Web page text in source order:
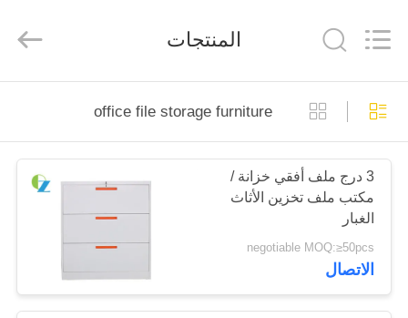
الصفحة
الرئيسية
منتجات
معلومات
Reserved.
المنتجات
office file storage furniture
3 درج ملف أفقي خزانة /
مكتب ملف تخزين الأثاث
الغبار
negotiable MOQ:≥50pcs
الاتصال